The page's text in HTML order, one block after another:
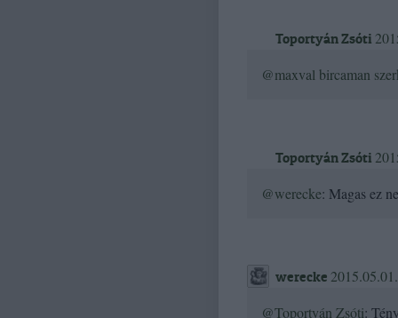
Toportyán Zsóti
@maxval bircaman
Toportyán Zsóti
@werecke: Magas ez
werecke
@Toportyán Zsóti: